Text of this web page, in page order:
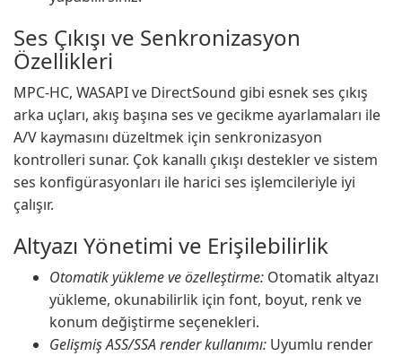
Ses Çıkışı ve Senkronizasyon
Özellikleri
MPC-HC, WASAPI ve DirectSound gibi esnek ses çıkış
arka uçları, akış başına ses ve gecikme ayarlamaları ile
A/V kaymasını düzeltmek için senkronizasyon
kontrolleri sunar. Çok kanallı çıkışı destekler ve sistem
ses konfigürasyonları ile harici ses işlemcileriyle iyi
çalışır.
Altyazı Yönetimi ve Erişilebilirlik
Otomatik yükleme ve özelleştirme: Otomatik altyazı
yükleme, okunabilirlik için font, boyut, renk ve
konum değiştirme seçenekleri.
Gelişmiş ASS/SSA render kullanımı: Uyumlu render